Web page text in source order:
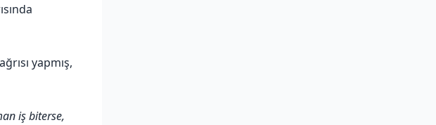
yapmış,
iş biterse,